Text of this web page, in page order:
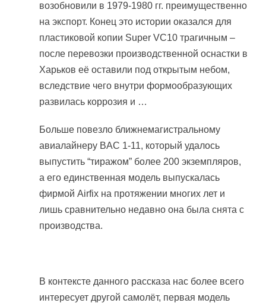
возобновили в 1979-1980 гг. преимущественно
на экспорт. Конец это истории оказался для
пластиковой копии Super VC10 трагичным –
после перевозки производственной оснастки в
Харьков её оставили под открытым небом,
вследствие чего внутри формообразующих
развилась коррозия и …
Больше повезло ближнемагистральному
авиалайнеру BAC 1-11, который удалось
выпустить “тиражом” более 200 экземпляров,
а его единственная модель выпускалась
фирмой Airfix на протяжении многих лет и
лишь сравнительно недавно она была снята с
производства.
В контексте данного рассказа нас более всего
интересует другой самолёт, первая модель